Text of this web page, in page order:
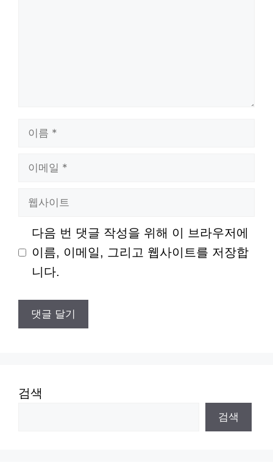
이
이
일
웹
트
다음 번 댓글 작성을 위해 이 브라우저에
이름, 이메일, 그리고 웹사이트를 저장합
니다.
검색
검색